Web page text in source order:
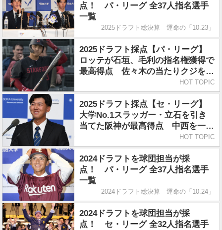
点！ パ・リーグ 全37人指名選手
一覧
2025ドラフト総決算 運命の「10.23」
2025ドラフト採点【パ・リーグ】
ロッテが石垣、毛利の指名権獲得で
最高得点 佐々木の当たりクジを引
き当てたソフトバンクは難しい評価
に
HOT TOPIC
2025ドラフト採点【セ・リーグ】
大学No.1スラッガー・立石を引き
当てた阪神が最高得点 中西を一本
HOT TOPIC
2024ドラフトを球団担当が採
点！ パ・リーグ 全37人指名選手
一覧
2024ドラフト総決算 運命の「10.24」
2024ドラフトを球団担当が採
点！ セ・リーグ 全32人指名選手